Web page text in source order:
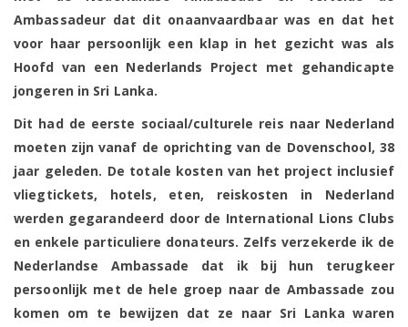
Ambassadeur dat dit onaanvaardbaar was en dat het
voor haar persoonlijk een klap in het gezicht was als
Hoofd van een Nederlands Project met gehandicapte
jongeren in Sri Lanka.
Dit had de eerste sociaal/culturele reis naar Nederland
moeten zijn vanaf de oprichting van de Dovenschool, 38
jaar geleden. De totale kosten van het project inclusief
vliegtickets, hotels, eten, reiskosten in Nederland
werden gegarandeerd door de International Lions Clubs
en enkele particuliere donateurs. Zelfs verzekerde ik de
Nederlandse Ambassade dat ik bij hun terugkeer
persoonlijk met de hele groep naar de Ambassade zou
komen om te bewijzen dat ze naar Sri Lanka waren